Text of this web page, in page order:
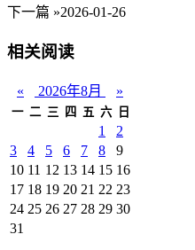
下一篇 »2026-01-26
相关阅读
« 2026年8月 »
一 二 三 四 五 六 日
1
2
3
4 5 6 7 8
9
10 11 12 13 14 15 16
17 18 19 20 21 22 23
24 25 26 27 28 29 30
31